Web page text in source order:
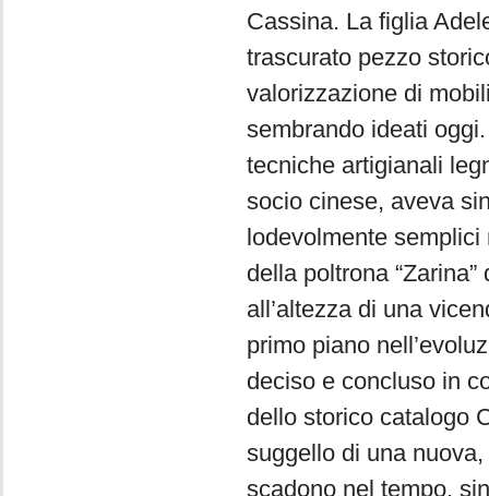
Cassina. La figlia
trascurato pezzo
valorizzazione di
sembrando ideati
tecniche artigianali
socio cinese, aveva
lodevolmente semplici
della poltrona
all’altezza di una
primo piano
deciso e concluso in
dello storico catalogo
suggello di una
scadono nel tempo,